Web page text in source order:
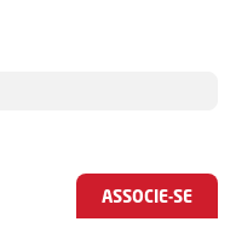
ASSOCIE-SE